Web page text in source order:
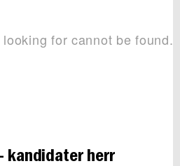
kandidater herr